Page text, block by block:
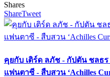
Shares
ShareTweet
คุยกับ เติร์ด ลภัช - กัปตัน ชลธ
แฟนตาซี - สืบสวน ‘Achilles